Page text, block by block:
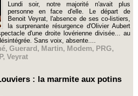
Lundi soir, notre majorité n'avait plus
personne en face d'elle. Le départ de
Benoit Veyrat, l'absence de ses co-listiers,
la surprenante résurgence d'Olivier Aubert
d'une droite lovérienne divisée... au
Sans voix, absente....
, Guerard, Martin, Modem, PRG,
, Veyrat
: la marmite aux potins